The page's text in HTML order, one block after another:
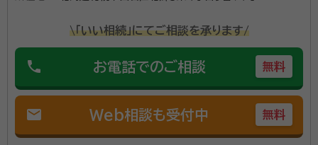
\「いい相続」にてご相談を承ります/
phone お電話でのご相談 無料
mail Web相談も受付中 無料